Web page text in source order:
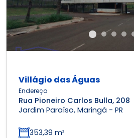
Villágio das Águas
Endereço
Rua Pioneiro Carlos Bulla, 208
Jardim Paraíso, Maringá - PR
353,39 m²